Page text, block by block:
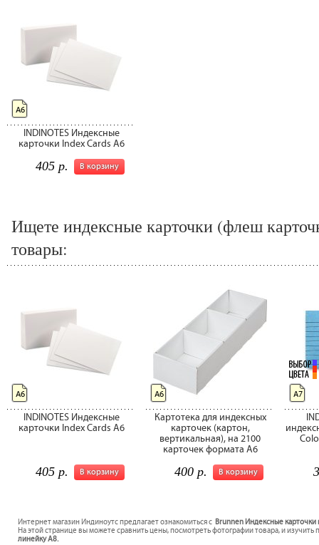
INDINOTES Индексные
карточки Index Cards A6
В корзину
405 р.
А6
Ищете индексные карточки (флеш
товары:
INDINOTES Индексные
карточки Index Cards A6
В корзину
405 р.
А6
Картотека для индексных
карточек (картон,
вертикальная), на 2100
карточек формата А6
В корзину
400 р.
А6 А7
Интернет магазин Индиноутс предлагает ознакомиться с Brunnen Индексные карточки
На этой странице вы можете сравнить цены, посмотреть фотографии товара, и
линейку A8.